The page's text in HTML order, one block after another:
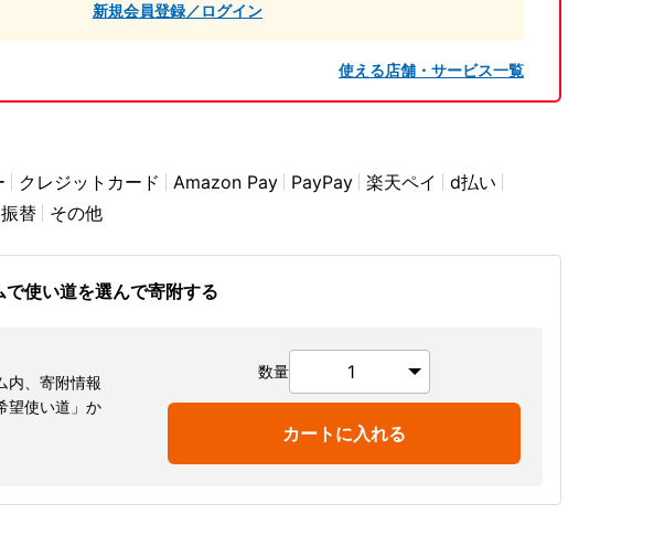
新規会員登録／ログイン
使える店舗・サービス一覧
クレジットカード Amazon Pay PayPay 楽天ペイ
d払い
替 その他
使い道を選んで寄附する
内、寄附情報
望使い道」か
数量
カートに入れる